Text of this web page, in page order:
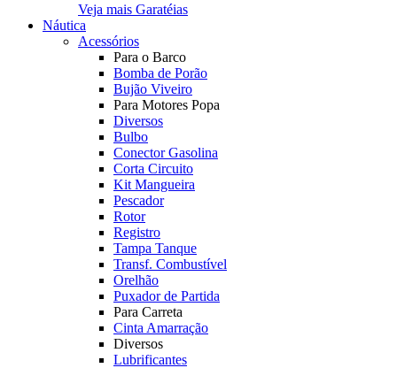
Veja mais Garatéias
Náutica
Acessórios
Para o Barco
Bomba de Porão
Bujão Viveiro
Para Motores Popa
Diversos
Bulbo
Conector Gasolina
Corta Circuito
Kit Mangueira
Pescador
Rotor
Registro
Tampa Tanque
Transf. Combustível
Orelhão
Puxador de Partida
Para Carreta
Cinta Amarração
Diversos
Lubrificantes